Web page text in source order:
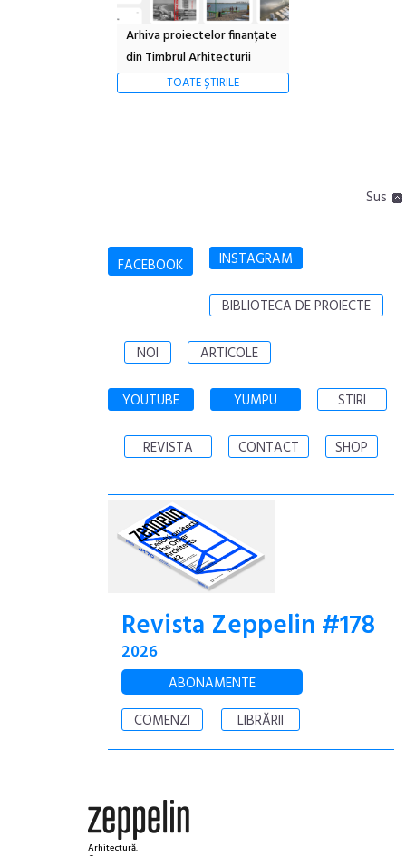
Arhiva proiectelor finanțate
din Timbrul Arhitecturii
TOATE ȘTIRILE
Sus
FACEBOOK INSTAGRAM
BIBLIOTECA DE PROIECTE
NOI ARTICOLE
YOUTUBE YUMPU STIRI
REVISTA CONTACT SHOP
Revista Zeppelin #178
2026
ABONAMENTE
COMENZI
LIBRĂRII
Arhitectură.